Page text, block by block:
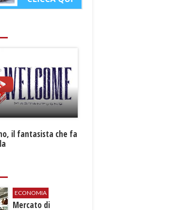
il fantasista che fa
ECONOMIA
Mercato di